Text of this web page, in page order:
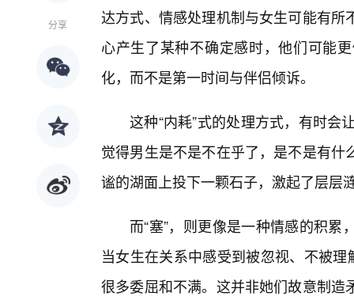
分享
达方式、情感处理机制与女生可能有
心产生了某种不确定感时，他们可能
化，而不是第一时间与伴侣倾诉。
这种“内耗”式的处理方式，有时
觉得男生是不是不在乎了，是不是有
谧的湖面上投下一颗石子，激起了层层
而“塞”，则更像是一种情感的积
当女生在关系中感受到被忽视、不被
很多委屈和不满。这并非她们故意制